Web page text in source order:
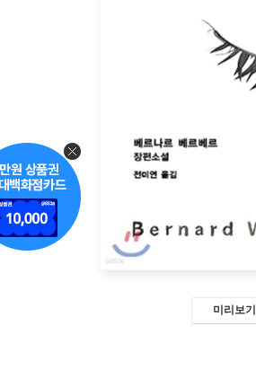
미리보기